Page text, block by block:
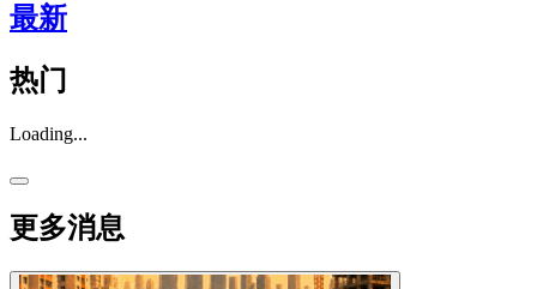
最新
热门
Loading...
更多消息